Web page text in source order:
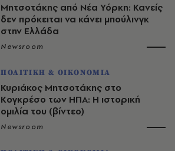
Μητσοτάκης από Νέα Υόρκη: Κανείς
δεν πρόκειται να κάνει μπούλινγκ
στην Ελλάδα
Newsroom
ΠΟΛΙΤΙΚΗ & ΟΙΚΟΝΟΜΙΑ
Κυριάκος Μητσοτάκης στο
Κογκρέσο των ΗΠΑ: Η ιστορική
ομιλία του (βίντεο)
Newsroom